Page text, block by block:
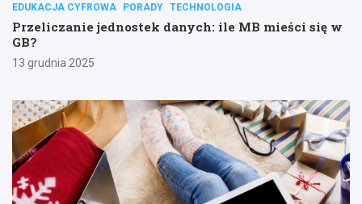
EDUKACJA CYFROWA PORADY TECHNOLOGIA
Przeliczanie jednostek danych: ile MB mieści się w
GB?
13 grudnia 2025